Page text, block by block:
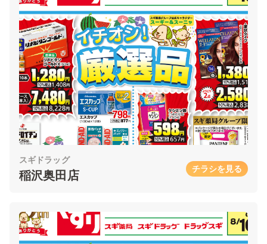
スギドラッグ
稲沢奥田店 チラシを見る